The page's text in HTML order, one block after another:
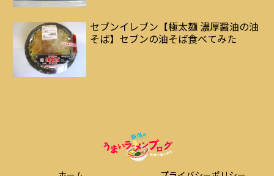
セブンイレブン【極太麺 濃厚醤油の油
そば】セブンの油そば食べてみた